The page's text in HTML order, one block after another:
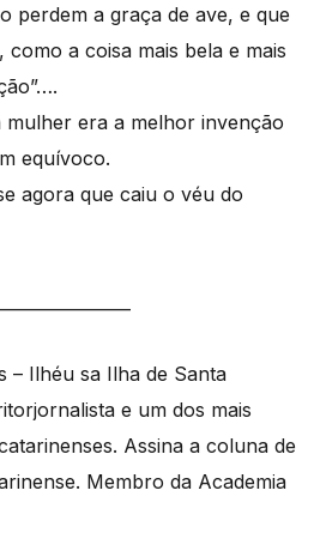
perdem a graça de ave, e que
como a coisa mais bela e mais
mulher era a melhor invenção
equívoco.
agora que caiu o véu do
– Ilhéu sa Ilha de Santa
e um dos mais
Assina a coluna de
Membro da Academia